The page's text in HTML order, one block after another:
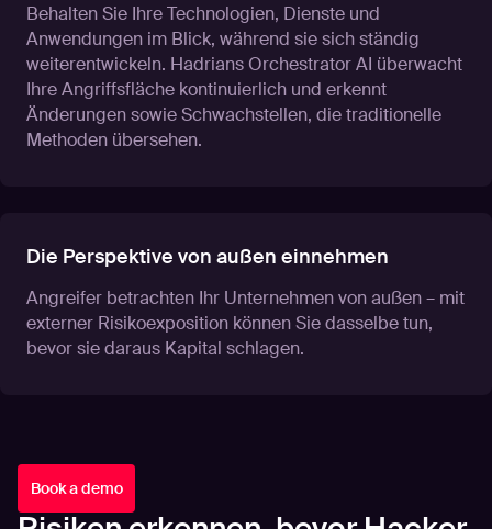
Behalten Sie Ihre Technologien, Dienste und
Anwendungen im Blick, während sie sich ständig
weiterentwickeln. Hadrians Orchestrator AI überwacht
Ihre Angriffsfläche kontinuierlich und erkennt
Änderungen sowie Schwachstellen, die traditionelle
Methoden übersehen.
Die Perspektive von außen einnehmen
Angreifer betrachten Ihr Unternehmen von außen – mit
externer Risikoexposition können Sie dasselbe tun,
bevor sie daraus Kapital schlagen.
Book a demo